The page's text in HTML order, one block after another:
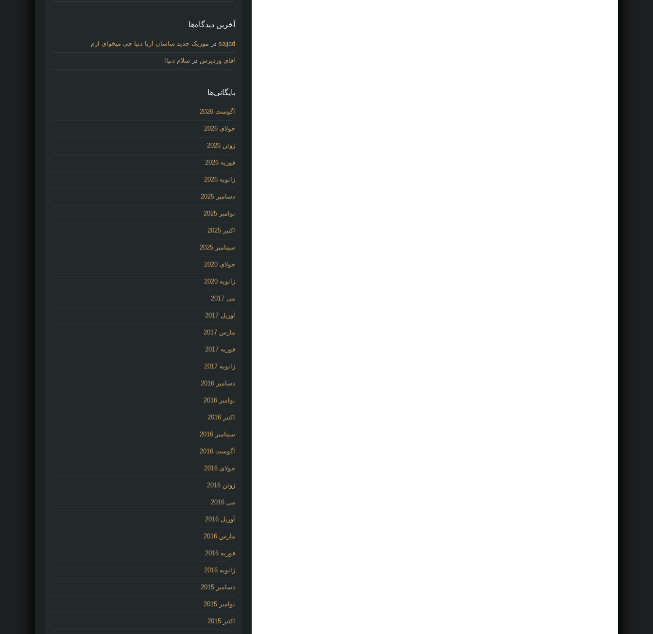
آخرین دیدگاه‌ها
sajjad در موزیک جدید ساسان آریا دنیا چی میخوای ازم
آقای وردپرس در سلام دنیا!
بایگانی‌ها
آگوست 2026
جولای 2026
ژوئن 2026
فوریه 2026
ژانویه 2026
دسامبر 2025
نوامبر 2025
اکتبر 2025
سپتامبر 2025
جولای 2020
ژانویه 2020
می 2017
آوریل 2017
مارس 2017
فوریه 2017
ژانویه 2017
دسامبر 2016
نوامبر 2016
اکتبر 2016
سپتامبر 2016
آگوست 2016
جولای 2016
ژوئن 2016
می 2016
آوریل 2016
مارس 2016
فوریه 2016
ژانویه 2016
دسامبر 2015
نوامبر 2015
اکتبر 2015